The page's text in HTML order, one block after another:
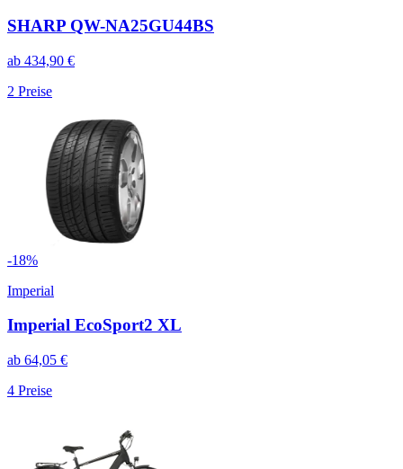
SHARP QW-NA25GU44BS
ab 434,90 €
2 Preise
-18%
Imperial
Imperial EcoSport2 XL
ab 64,05 €
4 Preise